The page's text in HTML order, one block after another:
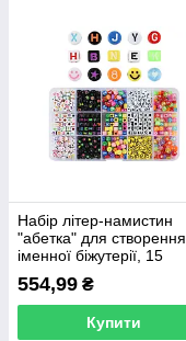
Набір літер-намистин
"абетка" для створення
іменної біжутерії, 15
осередків
554,99 ₴
Купити